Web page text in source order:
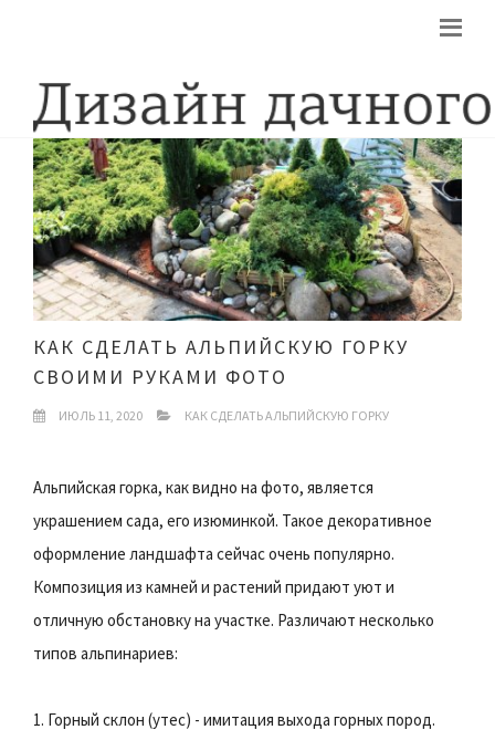
КАК СДЕЛАТЬ АЛЬПИЙСКУЮ ГОРКУ
СВОИМИ РУКАМИ ФОТО
ИЮЛЬ 11, 2020 КАК СДЕЛАТЬ АЛЬПИЙСКУЮ ГОРКУ
Альпийская горка, как видно на фото, является
украшением сада, его изюминкой. Такое декоративное
оформление ландшафта сейчас очень популярно.
Композиция из камней и растений придают уют и
отличную обстановку на участке. Различают несколько
типов альпинариев:
1. Горный склон (утес) - имитация выхода горных пород.